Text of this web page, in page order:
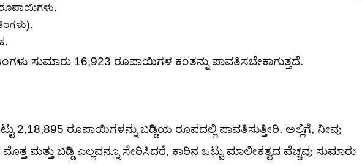
ರೂಪಾಯಿಗಳು.
ಸುಮಾರು 16,923 ರೂಪಾಯಿಗಳ ಕಂತನ್ನು ಪಾವತಿಸಬೇಕಾಗುತ್ತದೆ.
2,18,895 ರೂಪಾಯಿಗಳನ್ನು ಬಡ್ಡಿಯ ರೂಪದಲ್ಲಿ ಪಾವತಿಸುತ್ತೀರಿ. ಅಲ್ಲಿಗೆ, ನೀವು
ಮತ್ತು ಬಡ್ಡಿ ಎಲ್ಲವನ್ನೂ ಸೇರಿಸಿದರೆ, ಕಾರಿನ ಒಟ್ಟು ಮಾಲೀಕತ್ವದ ವೆಚ್ಚವು ಸುಮಾರು